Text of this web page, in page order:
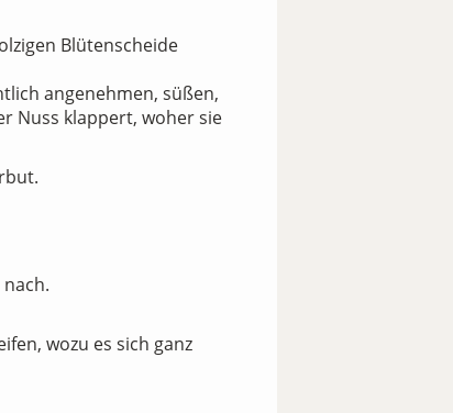
Blütenscheide
angenehmen, süßen,
Nuss klappert, woher sie
wozu es sich ganz